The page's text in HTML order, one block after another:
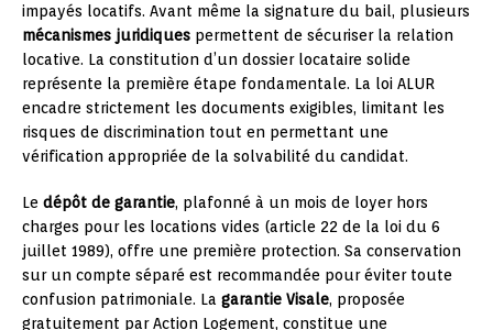
impayés locatifs. Avant même la signature du bail, plusieurs
mécanismes juridiques permettent de sécuriser la relation
locative. La constitution d’un dossier locataire solide
représente la première étape fondamentale. La loi ALUR
encadre strictement les documents exigibles, limitant les
risques de discrimination tout en permettant une
vérification appropriée de la solvabilité du candidat.
Le dépôt de garantie, plafonné à un mois de loyer hors
charges pour les locations vides (article 22 de la loi du 6
juillet 1989), offre une première protection. Sa conservation
sur un compte séparé est recommandée pour éviter toute
confusion patrimoniale. La garantie Visale, proposée
gratuitement par Action Logement, constitue une